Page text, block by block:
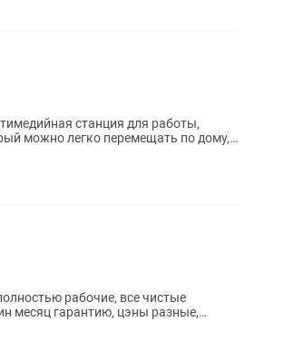
станция для работы,
рабочие, все чистые
месяц гарантию, цэны разные,